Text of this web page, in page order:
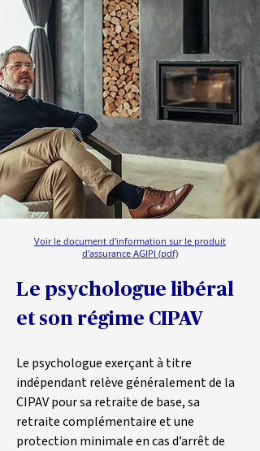
Voir le document d'information sur le produit
d'assurance AGIPI (pdf)
Le psychologue libéral
et son régime CIPAV
Le psychologue exerçant à titre
indépendant relève généralement de la
CIPAV pour sa retraite de base, sa
retraite complémentaire et une
protection minimale en cas d’arrêt de